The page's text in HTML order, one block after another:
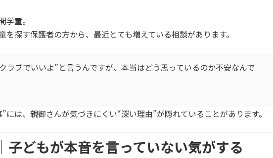
学童。
を探す保護者の方から、最近とても増えている相談があります。
ラブでいいよ”と言うんですが、本当はどう思っているのか不安なんで
には、親御さんが気づきにくい“深い理由”が隠れていることがあります。
子どもが本音を言っていない気がする